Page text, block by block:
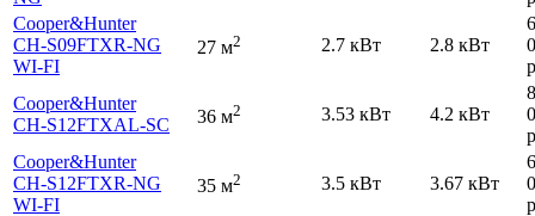
Cooper&Hunter
CH-S09FTXR-NG
WI-FI
27 м2 2.7 кВт 2.8 кВт
Cooper&Hunter
CH-S12FTXAL-SC
36 м2 3.53 кВт 4.2 кВт
Cooper&Hunter
CH-S12FTXR-NG
WI-FI
35 м2 3.5 кВт 3.67 кВт